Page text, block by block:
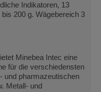
Indikatoren, 13
200 g. Wägebereich 3
Minebea Intec eine
für die verschiedensten
und pharmazeutischen
Metall- und